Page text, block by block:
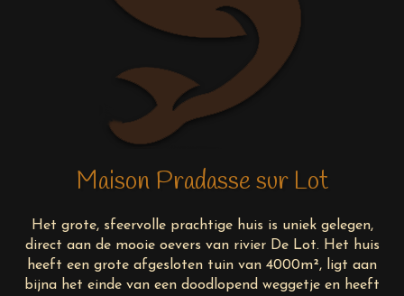
Maison Pradasse sur Lot
Het grote, sfeervolle prachtige huis is uniek gelegen,
direct aan de mooie oevers van rivier De Lot. Het huis
heeft een grote afgesloten tuin van 4000m², ligt aan
bijna het einde van een doodlopend weggetje en heeft